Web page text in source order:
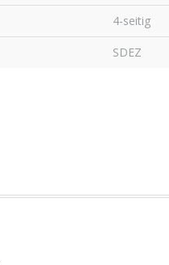
4-seitig
SDEZ